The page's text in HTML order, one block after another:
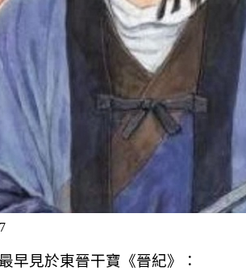
早見於東晉干寶《晉紀》：